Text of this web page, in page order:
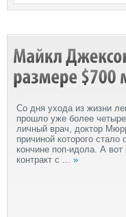
Со дня ухода из жизни
прошло уже более
личный врач, доктор
причиной которого
кончине поп-идола. А
контракт с
»